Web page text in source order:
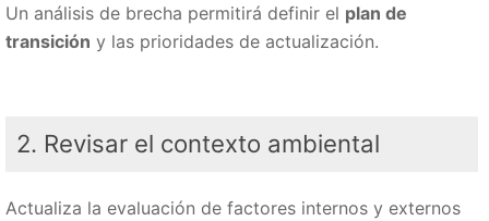
Un análisis de brecha permitirá definir el plan de
transición y las prioridades de actualización.
2. Revisar el contexto ambiental
Actualiza la evaluación de factores internos y externos